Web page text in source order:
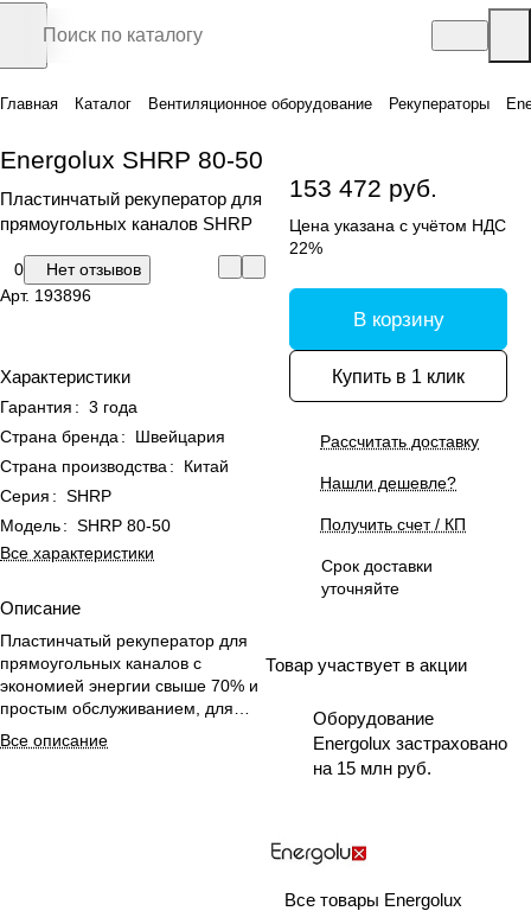
Главная Каталог Вентиляционное оборудование Рекуператоры
Energolux SHRP 80-50
Пластинчатый рекуператор для
прямоугольных каналов SHRP
0
Нет отзывов
Арт. 193896
Характеристики
Гарантия : 3 года
Страна бренда :
Швейцария
Страна производства :
Китай
Серия : SHRP
Модель: SHRP 80-50
Все характеристики
Описание
Пластинчатый рекуператор для
прямоугольных каналов с
экономией энергии свыше 70% и
простым обслуживанием, для
монтажа внутри помещения.
Все описание
153 472 руб.
Цена указана с учётом НДС
22%
В корзину
Купить в 1 клик
Рассчитать доставку
Нашли дешевле?
Получить счет / КП
Срок доставки
уточняйте
Товар участвует в акции
Оборудование
Energolux застраховано
на 15 млн руб.
Все товары Energolux